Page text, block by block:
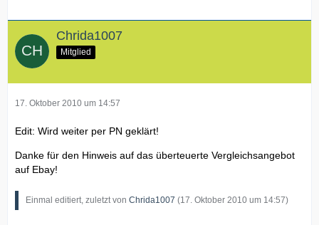
Chrida1007
Mitglied
17. Oktober 2010 um 14:57
Edit: Wird weiter per PN geklärt!
Danke für den Hinweis auf das überteuerte Vergleichsangebot
auf Ebay!
Einmal editiert, zuletzt von Chrida1007 (17. Oktober 2010 um 14:57)